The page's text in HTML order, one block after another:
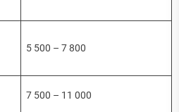
5 500 – 7 800
7 500 – 11 000